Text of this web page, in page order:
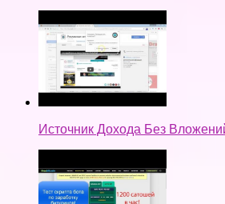
Источник Дохода Без